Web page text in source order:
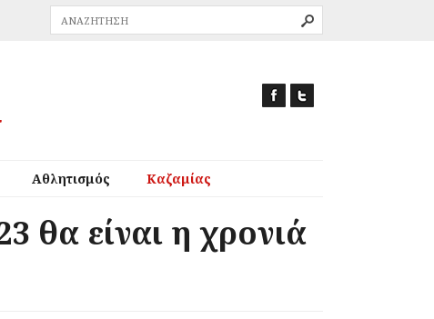
Αθλητισμός Καζαμίας
θα είναι η χρονιά